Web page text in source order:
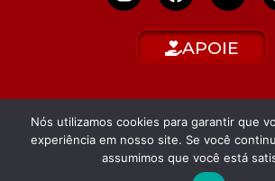
APOIE
Nós utilizamos cookies para garantir que
experiência em nosso site. Se você
assumimos que você está